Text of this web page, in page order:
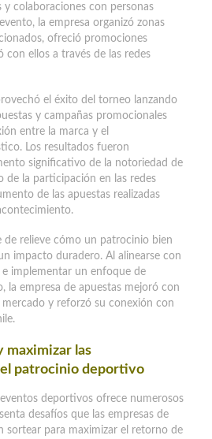
y colaboraciones con personas
la empresa organizó zonas
ofreció promociones
con ellos a través de las redes
el éxito del torneo lanzando
y campañas promocionales
entre la marca y el
Los resultados fueron
significativo de la notoriedad de
de la participación en las redes
de las apuestas realizadas
de relieve cómo un patrocinio bien
impacto duradero. Al alinearse con
implementar un enfoque de
la empresa de apuestas mejoró con
y reforzó su conexión con
maximizar las
patrocinio deportivo
deportivos ofrece numerosos
desafíos que las empresas de
sortear para maximizar el retorno de